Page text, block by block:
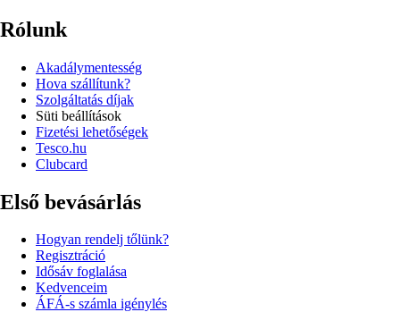
Rólunk
Akadálymentesség
Hova szállítunk?
Szolgáltatás díjak
Süti beállítások
Fizetési lehetőségek
Tesco.hu
Clubcard
Első bevásárlás
Hogyan rendelj tőlünk?
Regisztráció
Idősáv foglalása
Kedvenceim
ÁFÁ-s számla igénylés